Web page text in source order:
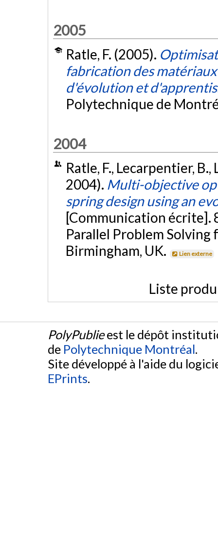
2005
Ratle, F. (2005).
fabrication des
d'évolution et
Polytechnique de
2004
Ratle, F., Lecarpentier,
2004). Multi-objective
spring design using an
[Communication
Parallel Problem Solving
Birmingham, UK.
Lien externe
Liste
PolyPublieest le dépôt
de Polytechnique Montréal.
Site développé à l'aide du
EPrints.